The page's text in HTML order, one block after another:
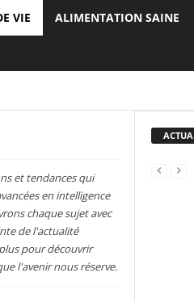
VIE ALIMENTATION SAINE
et tendances qui
en intelligence
chaque sujet avec
de l'actualité
pour découvrir
l'avenir nous réserve.